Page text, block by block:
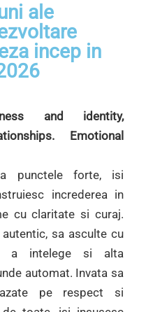
ale
incep in
and identity,
Emotional
punctele forte, isi
increderea in
cu claritate si curaj.
sa asculte cu
a intelege si alta
automat. Invata sa
pe respect si